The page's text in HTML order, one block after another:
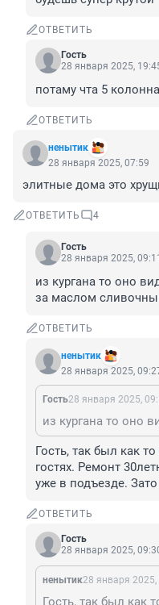
ОТВЕТИТЬ
Гость
28 января 2025,
потаму чта 5 колонна
ОТВЕТИТЬ
ненытик
28 января 2025, 07:59
элитные дома это
ОТВЕТИТЬ 4
Гость
28 января 2025, 09:11
из кургана то оно
за маслом
ОТВЕТИТЬ
ненытик
28 января 2025,
Гость28 января 2025,
Гость, так был как
гостях. Ремонт
уже в подъезде.
ОТВЕТИТЬ
Гость
28 января 2025,
ненытик28 января 2025,